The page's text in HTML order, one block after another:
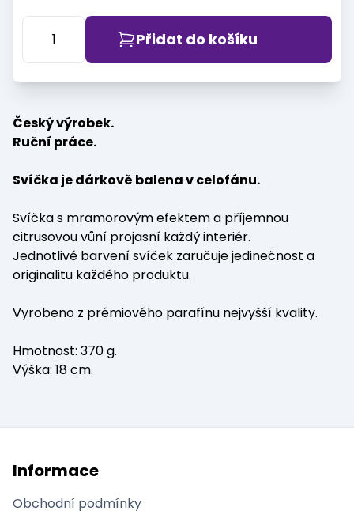
Přidat do košíku
Český výrobek.
Ruční práce.
Svíčka je dárkově balena v celofánu.
Svíčka s mramorovým efektem a příjemnou
citrusovou vůní projasní každý interiér.
Jednotlivé barvení svíček zaručuje jedinečnost a
originalitu každého produktu.
Vyrobeno z prémiového parafínu nejvyšší kvality.
Hmotnost: 370 g.
Výška: 18 cm.
Informace
Obchodní podmínky